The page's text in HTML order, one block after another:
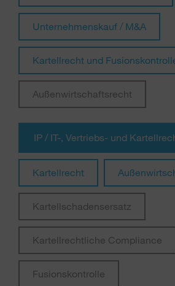
Unternehmenskauf / M&A
Kartellrecht und
Außenwirtschaftsrecht
IP / IT-, Vertriebs- und
Kartellrecht
Kartellschadensersatz
Kartellrechtliche Compliance
Fusionskontrolle